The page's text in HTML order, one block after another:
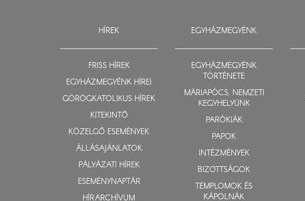
HÍREK
FRISS HÍREK
EGYHÁZMEGYÉNK HÍREI
GÖRÖGKATOLIKUS HÍREK
KITEKINTŐ
KÖZELGŐ ESEMÉNYEK
ÁLLÁSAJÁNLATOK
PÁLYÁZATI HÍREK
ESEMÉNYNAPTÁR
HÍRARCHÍVUM
EGYHÁZMEGYÉNK
EGYHÁZMEGYÉNK
TÖRTÉNETE
MÁRIAPÓCS, NEMZETI
KEGYHELYÜNK
PARÓKIÁK
PAPOK
INTÉZMÉNYEK
BIZOTTSÁGOK
TEMPLOMOK ÉS
KÁPOLNÁK